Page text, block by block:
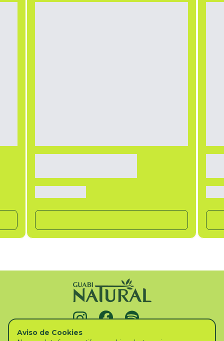
Aviso de Cookies